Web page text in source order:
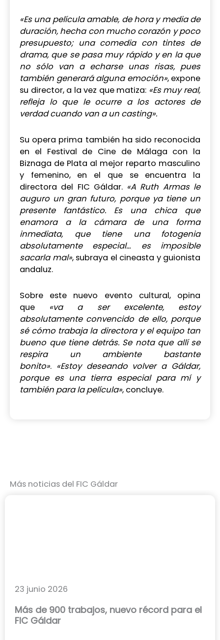
«Es una película amable, de hora y media de
duración, hecha con mucho corazón y poco
presupuesto; una comedia con tintes de
drama, que se pasa muy rápido y en la que
no sólo van a echarse unas risas, pues
también generará alguna emoción», expone
su director, a la vez que matiza: «Es muy real,
refleja lo que le ocurre a los actores de
verdad cuando van a un casting».
Su opera prima también ha sido reconocida
en el Festival de Cine de Málaga con la
Biznaga de Plata al mejor reparto masculino
y femenino, en el que se encuentra la
directora del FIC Gáldar. «A Ruth Armas le
auguro un gran futuro, porque ya tiene un
presente fantástico. Es una chica que
enamora a la cámara de una forma
inmediata, que tiene una fotogenia
absolutamente especial… es imposible
sacarla mal», subraya el cineasta y guionista
andaluz.
Sobre este nuevo evento cultural, opina
que «va a ser excelente, estoy
absolutamente convencido de ello, porque
sé cómo trabaja la directora y el equipo tan
bueno que tiene detrás. Se nota que allí se
respira un ambiente bastante
bonito». «Estoy deseando volver a Gáldar,
porque es una tierra especial para mí y
también para la película», concluye.
Más noticias del FIC Gáldar
23 junio 2026
Más de 900 trabajos, nuevo récord para el
FIC Gáldar